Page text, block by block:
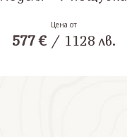
Цена от
577 €/ 1128 лв.